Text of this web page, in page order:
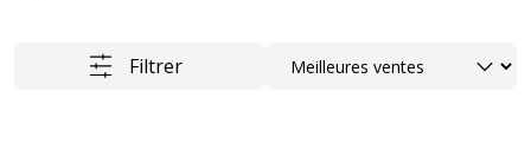
Filtrer Trier